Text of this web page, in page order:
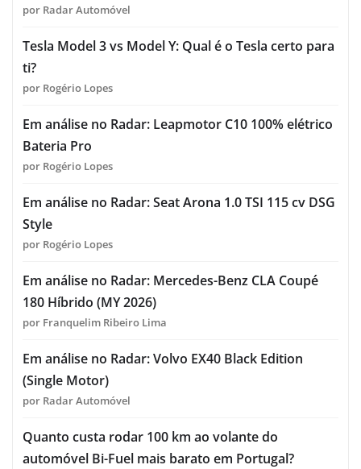
por Radar Automóvel
Tesla Model 3 vs Model Y: Qual é o Tesla certo para
ti?
por Rogério Lopes
Em análise no Radar: Leapmotor C10 100% elétrico
Bateria Pro
por Rogério Lopes
Em análise no Radar: Seat Arona 1.0 TSI 115 cv DSG
Style
por Rogério Lopes
Em análise no Radar: Mercedes-Benz CLA Coupé
180 Híbrido (MY 2026)
por Franquelim Ribeiro Lima
Em análise no Radar: Volvo EX40 Black Edition
(Single Motor)
por Radar Automóvel
Quanto custa rodar 100 km ao volante do
automóvel Bi-Fuel mais barato em Portugal?